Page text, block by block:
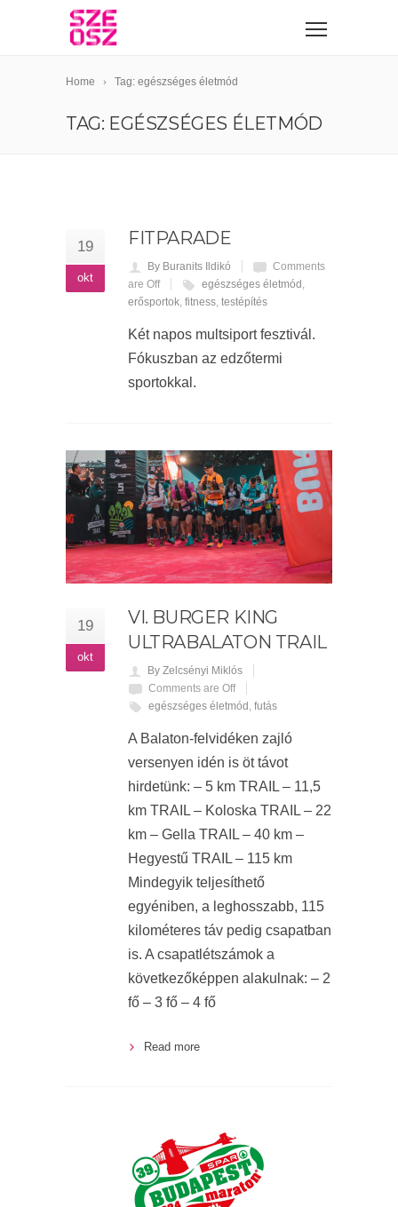
Home Tag: egészséges életmód
TAG: EGÉSZSÉGES ÉLETMÓD
19
okt
FITPARADE
By Buranits Ildikó
Comments
are Off
egészséges életmód ,
erősportok, fitness, testépítés
Két napos multsiport fesztivál.
Fókuszban az edzőtermi
sportokkal.
19
okt
VI. BURGER KING
ULTRABALATON TRAIL
By Zelcsényi Miklós
Comments are Off
egészséges életmód , futás
A Balaton-felvidéken zajló
versenyen idén is öt távot
hirdetünk: – 5 km TRAIL – 11,5
km TRAIL – Koloska TRAIL – 22
km – Gella TRAIL – 40 km –
Hegyestű TRAIL – 115 km
Mindegyik teljesíthető
egyéniben, a leghosszabb, 115
kilométeres táv pedig csapatban
is. A csapatlétszámok a
következőképpen alakulnak: – 2
fő – 3 fő – 4 fő
Read more